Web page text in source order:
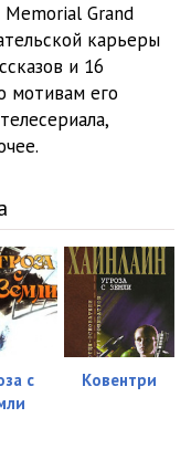
01:16
14:47
10:43
01:01
09:56
Grand
карьеры
и 16
мотивам его
с
Ковентри